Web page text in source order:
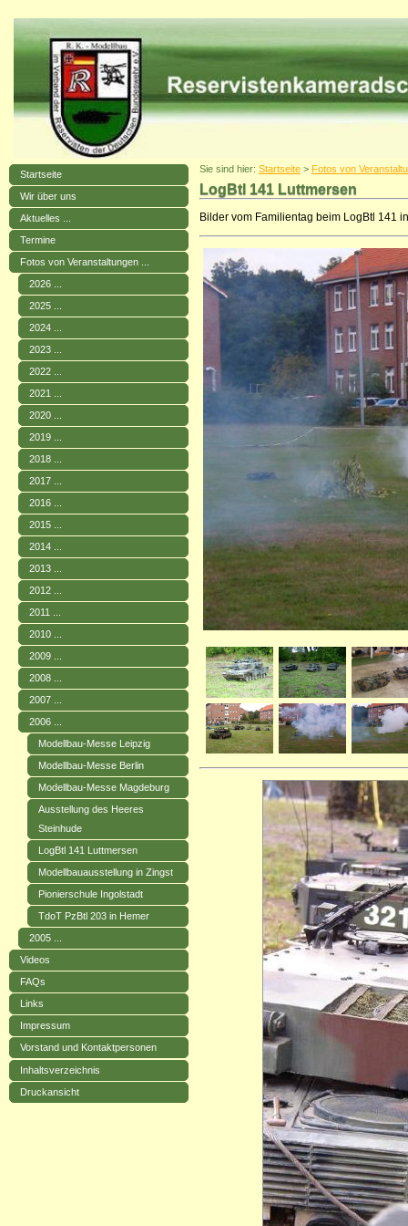
Startseite
Wir über uns
Aktuelles ...
Termine
Fotos von Veranstaltungen ...
2026 ...
2025 ...
2024 ...
2023 ...
2022 ...
2021 ...
2020 ...
2019 ...
2018 ...
2017 ...
2016 ...
2015 ...
2014 ...
2013 ...
2012 ...
2011 ...
2010 ...
2009 ...
2008 ...
2007 ...
2006 ...
Modellbau-Messe Leipzig
Modellbau-Messe Berlin
Modellbau-Messe Magdeburg
Ausstellung des Heeres
Steinhude
LogBtl 141 Luttmersen
Modellbauausstellung in Zingst
Pionierschule Ingolstadt
TdoT PzBtl 203 in Hemer
2005 ...
Videos
FAQs
Links
Impressum
Vorstand und Kontaktpersonen
Inhaltsverzeichnis
Druckansicht
Sie sind hier: Startseite > Fotos von
LogBtl 141 Luttmersen
Bilder vom Familientag beim LogBtl 141